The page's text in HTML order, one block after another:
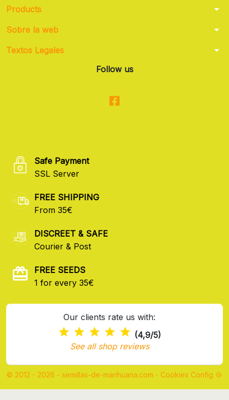
Products arrow_drop_down
Sobre la web arrow_drop_down
Textos Legales arrow_drop_down
Follow us
Safe Payment
SSL Server
FREE SHIPPING
From 35€
DISCREET & SAFE
Courier & Post
FREE SEEDS
1 for every 35€
Our clients rate us with:
(4,9/5)
See all shop reviews
© 2012 - 2026 - semillas-de-marihuana.com - Cookies Config 🍪